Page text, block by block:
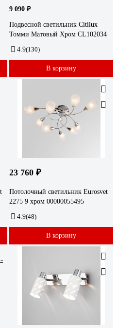
9 090 ₽
Подвесной светильник Citilux
Томми Матовый Хром CL102034
4.9(130)
В корзину
23 760 ₽
Потолочный светильник Eurosvet
2275 9 хром 00000055495
4.9(48)
В корзину